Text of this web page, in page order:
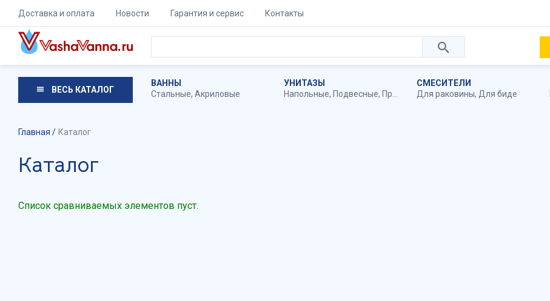
Доставка и оплата Новости Гарантия и сервис Контакты
ВЕСЬ КАТАЛОГ
ВАННЫ
Стальные, Акриловые
УНИТАЗЫ
Напольные, Подвесные, Приставные
СМЕСИТЕЛИ
Для раковины, Для биде
Главная Каталог
Каталог
Список сравниваемых элементов пуст.